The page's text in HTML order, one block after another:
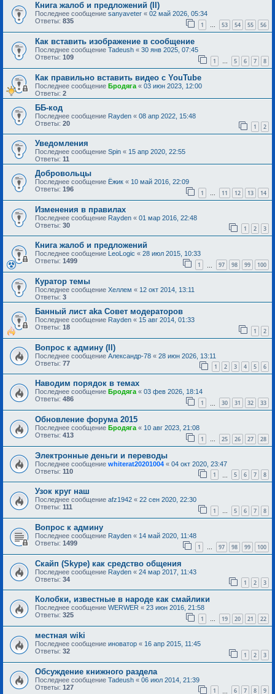
Книга жалоб и предложений (II)
Последнее сообщение sanyaveter « 02 май 2026, 05:34
Ответы: 835 1 … 53 54 55 56
Как вставить изображение в сообщение
Последнее сообщение Tadeush « 30 янв 2025, 07:45
Ответы: 109 1 … 5 6 7 8
Как правильно вставить видео с YouTube
Последнее сообщение Бродяга « 03 июн 2023, 12:00
Ответы: 2
ББ-код
Последнее сообщение Rayden « 08 апр 2022, 15:48
Ответы: 20 1 2
Уведомления
Последнее сообщение Spin « 15 апр 2020, 22:55
Ответы: 11
Добровольцы
Последнее сообщение Ёжик « 10 май 2016, 22:09
Ответы: 196 1 … 11 12 13 14
Изменения в правилах
Последнее сообщение Rayden « 01 мар 2016, 22:48
Ответы: 30 1 2 3
Книга жалоб и предложений
Последнее сообщение LeoLogic « 28 июл 2015, 10:33
Ответы: 1499 1 97 98 99 100
Куратор темы
Последнее сообщение Хеллем « 12 окт 2014, 13:11
Ответы: 3
Банный лист aka Совет модераторов
Последнее сообщение Rayden « 15 авг 2014, 01:33
Ответы: 18 1 2
Вопрос к админу (II)
Последнее сообщение Александр-78 « 28 июн 2026, 13:11
Ответы: 77 1 2 3 4 5 6
Наводим порядок в темах
Последнее сообщение Бродяга« 03 фев 2026, 18:14
Ответы: 486 1 30 31 32 33
Обновление форума 2015
Последнее сообщение Бродяга « 10 авг 2023, 21:08
Ответы: 413 1 … 25 26 27 28
Электронные деньги и переводы
Последнее сообщение whiterat20201004 « 04 окт 2020, 23:47
Ответы: 110 1 5 6 7 8
Узок круг наш
Последнее сообщение afz1942 « 22 сен 2020, 22:30
Ответы: 111 1 … 5 6 7 8
Вопрос к админу
Последнее сообщение Rayden « 14 май 2020, 11:48
Ответы: 1499 1 … 97 98 99 100
Скайп (Skype) как средство общения
Последнее сообщение Rayden « 24 мар 2017, 11:43
Ответы: 34 1 2 3
Колобки, известные в народе как смайлики
Последнее сообщение WERWER « 23 июн 2016, 21:58
Ответы: 325 1 … 19 20 21 22
местная wiki
Последнее сообщение иноватор « 16 апр 2015, 11:45
Ответы: 32 1 2 3
Обсуждение книжного раздела
Последнее сообщение Tadeush « 06 июл 2014, 21:39
Ответы: 127 1 6 7 8 9